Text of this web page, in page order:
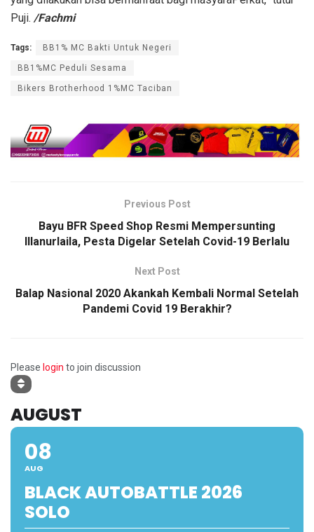
Puji. /Fachmi
Tags: BB1% MC Bakti Untuk Negeri
BB1%MC Peduli Sesama
Bikers Brotherhood 1%MC Taciban
Previous Post
Bayu BFR Speed Shop Resmi Mempersunting
Illanurlaila, Pesta Digelar Setelah Covid-19 Berlalu
Next Post
Balap Nasional 2020 Akankah Kembali Normal Setelah
Pandemi Covid 19 Berakhir?
Please login to join discussion
AUGUST
08
AUG
BLACK AUTOBATTLE 2026
SOLO